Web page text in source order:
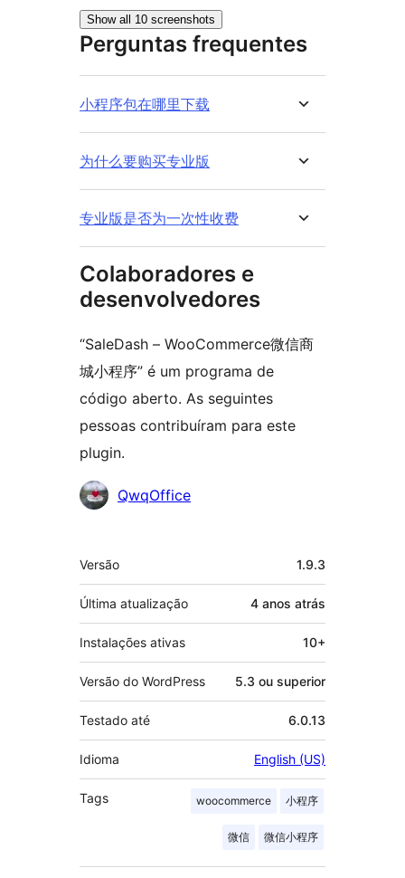
Show all 10 screenshots
Perguntas frequentes
小程序包在哪里下载
为什么要购买专业版
专业版是否为一次性收费
Colaboradores e
desenvolvedores
“SaleDash – WooCommerce微信商
城小程序” é um programa de
código aberto. As seguintes
pessoas contribuíram para este
plugin.
Colaboradores
QwqOffice
Meta
Versão 1.9.3
Última atualização 4 anos atrás
Instalações ativas 10+
Versão do WordPress 5.3 ou superior
Testado até 6.0.13
Idioma English (US)
Tags woocommerce 小程序
微信 微信小程序